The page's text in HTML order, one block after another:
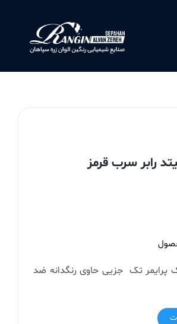
رابر سرب قرمز
تک جزیی حاوی رنگدانه ضد